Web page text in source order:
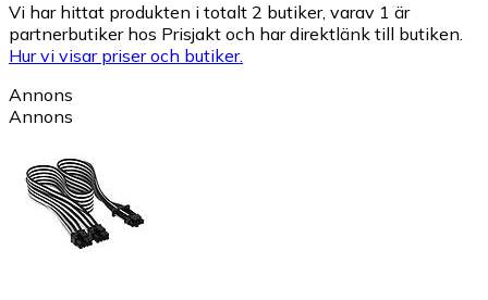
Vi har hittat produkten i totalt 2 butiker, varav 1 är
partnerbutiker hos Prisjakt och har direktlänk till butiken.
Hur vi visar priser och butiker.
Annons
Annons